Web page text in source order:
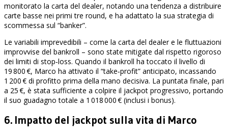
monitorato la carta del dealer, notando una tendenza a distribuire
carte basse nei primi tre round, e ha adattato la sua strategia di
scommessa sul “banker”.
Le variabili imprevedibili – come la carta del dealer e le fluttuazioni
improvvise del bankroll – sono state mitigate dal rispetto rigoroso
dei limiti di stop‑loss. Quando il bankroll ha toccato il livello di
19 800 €, Marco ha attivato il “take‑profit” anticipato, incassando
1 200 € di profitto prima della mano decisiva. La puntata finale, pari
a 25 €, è stata sufficiente a colpire il jackpot progressivo, portando
il suo guadagno totale a 1 018 000 € (inclusi i bonus).
6. Impatto del jackpot sulla vita di Marco